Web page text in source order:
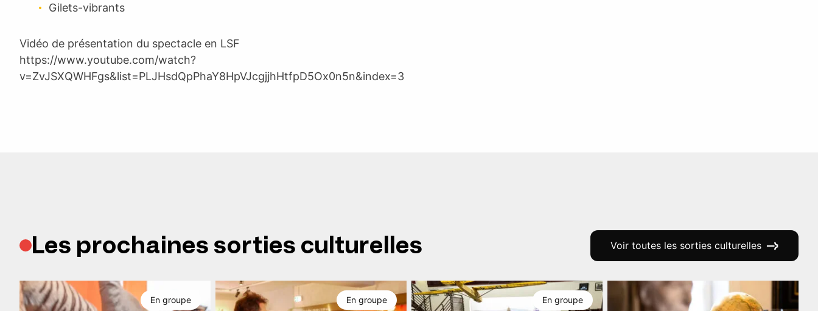
Gilets-vibrants
Vidéo de présentation du spectacle en LSF
https://www.youtube.com/watch?
v=ZvJSXQWHFgs&list=PLJHsdQpPhaY8HpVJcgjjhHtfpD5Ox0n5n&index=3
Les prochaines sorties culturelles Voir toutes les sorties culturelles
En groupe En groupe En groupe